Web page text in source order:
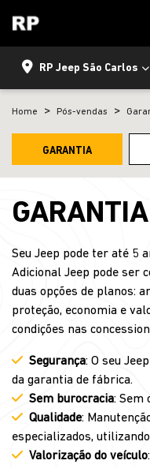
RP Jeep São Carlos
Home Pós-vendas
GARANTIA
GARANTIA
Seu Jeep pode ter até 5
Adicional Jeep pode ser
duas opções de planos:
proteção, economia e
condições nas
Segurança: O seu
da garantia de fábrica.
Sem burocracia: Sem
Qualidade:
especializados,
Valorização do veículo